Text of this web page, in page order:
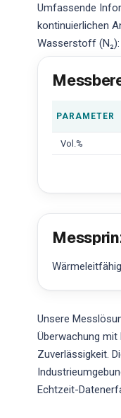
Umfassende
kontinuierlichen
Wasserstoff (N₂):
PARAMETER
Vol.%
Unsere
Überwachung
Zuverlässigkeit.
Echtzeit-